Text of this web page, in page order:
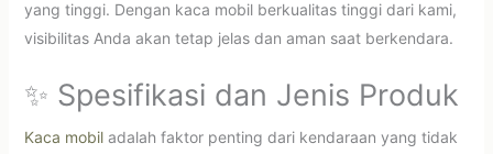
yang tinggi. Dengan kaca mobil berkualitas tinggi dari kami,
visibilitas Anda akan tetap jelas dan aman saat berkendara.
✨ Spesifikasi dan Jenis Produk
Kaca mobiladalah faktor penting dari kendaraan yang tidak